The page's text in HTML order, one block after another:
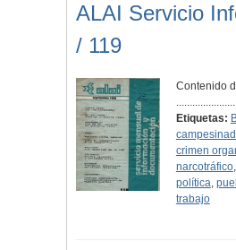
ALAI Servicio
/ 119
Contenido
Etiquetas:
crimen
narcotráfico,
política,
trabajo